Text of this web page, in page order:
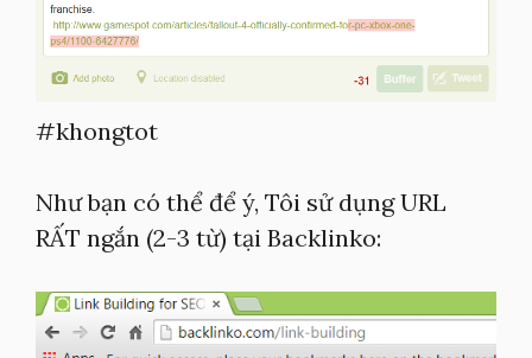
#khongtot
Như bạn có thể để ý, Tôi sử dụng URL
RẤT ngắn (2-3 từ) tại Backlinko: